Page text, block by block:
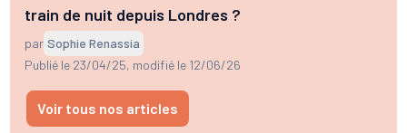
train de nuit depuis Londres ?
par Sophie Renassia
Publié le 23/04/25, modifié le 12/06/26
Voir tous nos articles